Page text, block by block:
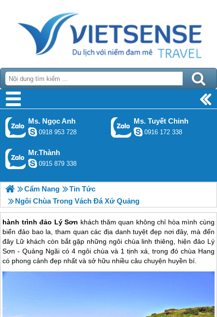
Ms. Ngọc Anh
0918 953 728
Ms. Tuyết Chinh
0916 172 338
Mr.Thành
0915 879 338
Cẩm Nang
Tin Tức
Ngôi Chùa Trong Vách Đá Xứ Quảng
hành trình đảo Lý Sơn khách thăm quan không chỉ hòa mình cùng
biển đảo bao la, tham quan các địa danh tuyệt đẹp nơi đây, mà đến
đây Lữ khách còn bắt gặp những ngôi chùa linh thiêng, hiện đảo Lý
Sơn - Quảng Ngãi có 4 ngôi chùa và 1 tịnh xá, trong đó chùa Hang
có phong cảnh đẹp nhất và sở hữu nhiều câu chuyện huyền bí.